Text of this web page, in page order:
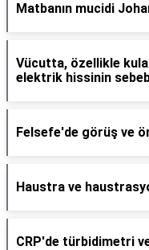
Matbanın mucidi
Vücutta, özellikle
elektrik hissinin
Felsefe'de görüş ve
Haustra ve
CRP'de türbidimetri